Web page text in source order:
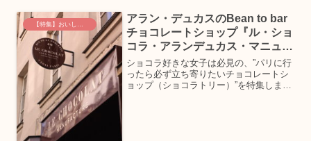
紹介します。第1回...
アラン・デュカスのBean to bar
チョコレートショップ『ル・ショ
コラ・アランデュカス・マニュフ
ァクチュール・ア・パリ』【特
集：パリで訪れたいチョコレート
ショップ】
ショコラ好きな女子は必見の、”パリに行
ったら必ず立ち寄りたいチョコレートシ
ョップ（ショコラトリー）”を特集しま